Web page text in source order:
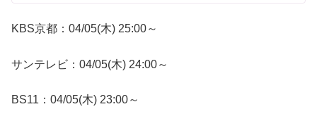
KBS京都：04/05(木) 25:00～
サンテレビ：04/05(木) 24:00～
BS11：04/05(木) 23:00～